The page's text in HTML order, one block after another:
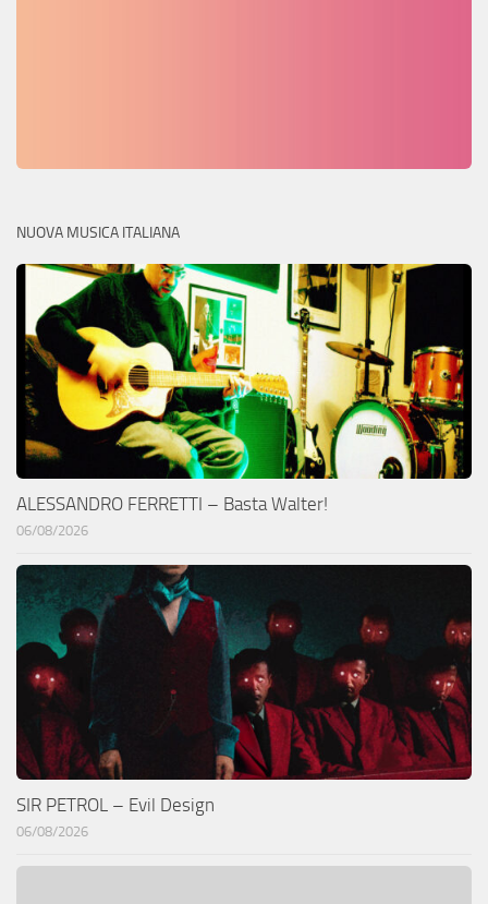
NUOVA MUSICA ITALIANA
ALESSANDRO FERRETTI – Basta Walter!
06/08/2026
SIR PETROL – Evil Design
06/08/2026